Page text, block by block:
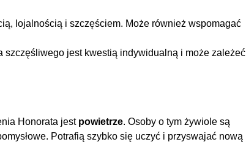
lojalnością i szczęściem. Może również wspomagać
szczęśliwego jest kwestią indywidualną i może zależeć
Honorata jest powietrze. Osoby o tym żywiole są
Potrafią szybko się uczyć i przyswajać nową